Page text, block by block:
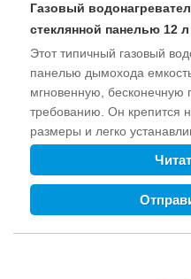
Газовый
стеклянной панелью 12 л
Этот типичный газовый
панелью дымохода
мгновенную, бесконечную
требованию. Он крепится
размеры и легко
пространстве. Защита от
зажигания, защита от
и т. д. могут обеспечить
водонагреватель